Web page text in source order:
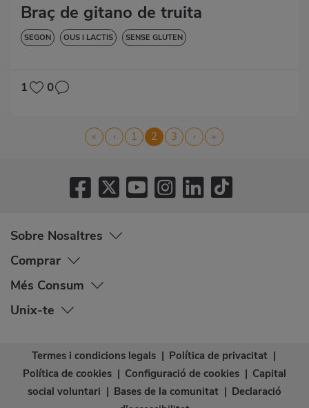
Braç de gitano de truita
SEGON OUS I LACTIS SENSE GLUTEN
1 0
First
page
«
Previous
page
‹ Page
1
Current
page
2 Page
3
Next
page
›
Last
page
»
Sobre Nosaltres
Comprar
Més Consum
Unix-te
Termes i condicions legals | Política de privacitat |
Política de cookies | Configuració de cookies | Capital
social voluntari | Bases de la comunitat | Declaració